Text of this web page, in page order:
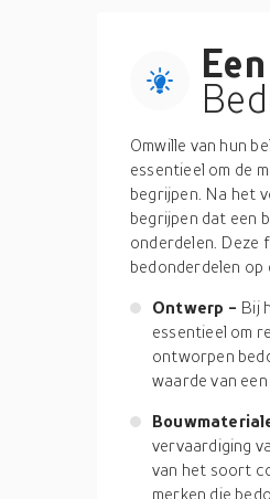
Omwille van hun
essentieel om de
begrijpen. Na het
begrijpen dat een
onderdelen. Deze
bedonderdelen op
Ontwerp - Bij
essentieel om
ontworpen
waarde van
vervaardiging
van het soort
merken die